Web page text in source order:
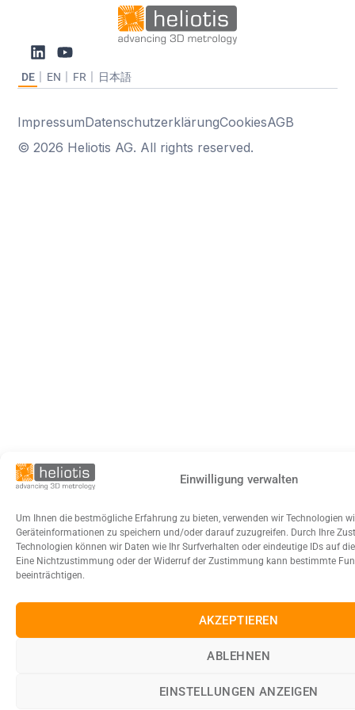
Einwilligung verwalten
Um Ihnen die bestmögliche Erfahrung zu bieten, verwenden wir Technologien
Geräteinformationen zu speichern und/oder darauf zuzugreifen. Durch Ihre
Technologien können wir Daten wie Ihr Surfverhalten oder eindeutige IDs auf
Eine Nichtzustimmung oder der Widerruf der Zustimmung kann bestimmte
beeinträchtigen.
AKZEPTIEREN
ABLEHNEN
EINSTELLUNGEN ANZEIGEN
DE EN FR 日本語
© 2026 Heliotis AG. All rights reserved.
ImpressumDatenschutzerklärungCookiesAGB